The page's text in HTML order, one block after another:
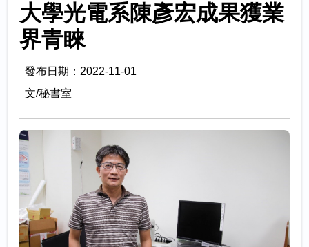
大學光電系陳彥宏成果獲業
界青睞
發布日期：2022-11-01
文/秘書室